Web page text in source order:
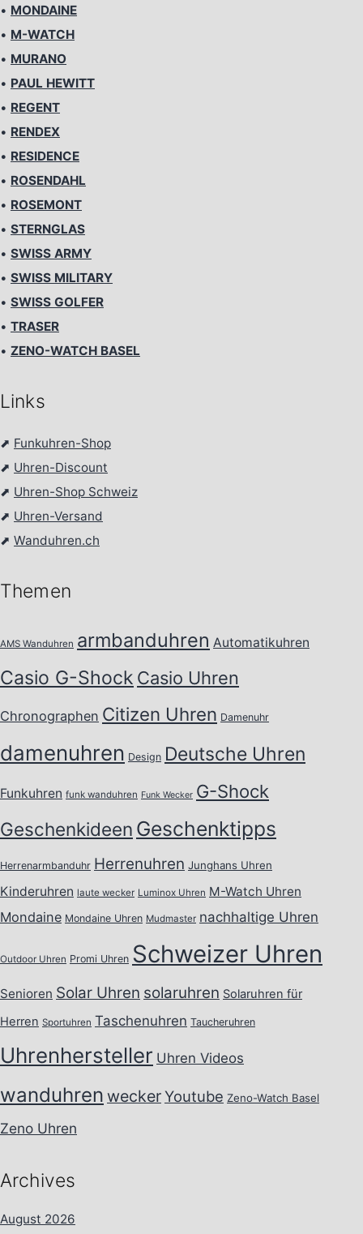
• MONDAINE
• M-WATCH
• MURANO
• PAUL HEWITT
• REGENT
• RENDEX
• RESIDENCE
• ROSENDAHL
• ROSEMONT
• STERNGLAS
• SWISS ARMY
• SWISS MILITARY
• SWISS GOLFER
• TRASER
• ZENO-WATCH BASEL
Links
⬈ Funkuhren-Shop
⬈ Uhren-Discount
⬈ Uhren-Shop Schweiz
⬈ Uhren-Versand
⬈ Wanduhren.ch
Themen
AMS Wanduhren armbanduhren Automatikuhren
Casio G-Shock Casio Uhren
Chronographen Citizen Uhren Damenuhr
damenuhren Design Deutsche Uhren
Funkuhren funk wanduhren Funk Wecker G-Shock
Geschenkideen Geschenktipps
Herrenarmbanduhr Herrenuhren Junghans Uhren
Kinderuhren laute wecker Luminox Uhren M-Watch Uhren
Mondaine Mondaine Uhren Mudmaster nachhaltige Uhren
Outdoor Uhren Promi Uhren Schweizer Uhren
Senioren Solar Uhren solaruhren Solaruhren für
Herren Sportuhren Taschenuhren Taucheruhren
Uhrenhersteller Uhren Videos
wanduhren weckerYoutube Zeno-Watch Basel
Zeno Uhren
Archives
August 2026